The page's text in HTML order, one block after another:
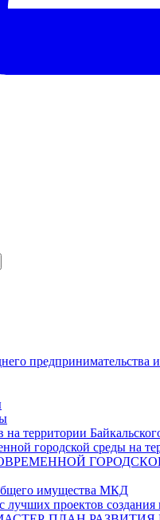
предпринимательства
территории
городской среды на
имущества МКД
лучших проектов